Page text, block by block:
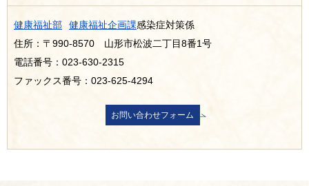
健康福祉部 健康福祉企画課感染症対策係
住所：〒990-8570 山形市松波二丁目8番1号
電話番号：023-630-2315
ファックス番号：023-625-4294